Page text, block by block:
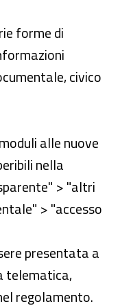
forme di
civico
alle nuove
nella
> "altri
> "accesso
presentata a
telematica,
regolamento.